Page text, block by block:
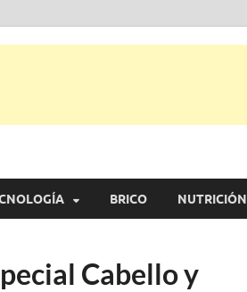
BRICO NUTRICIÓN
Cabello y